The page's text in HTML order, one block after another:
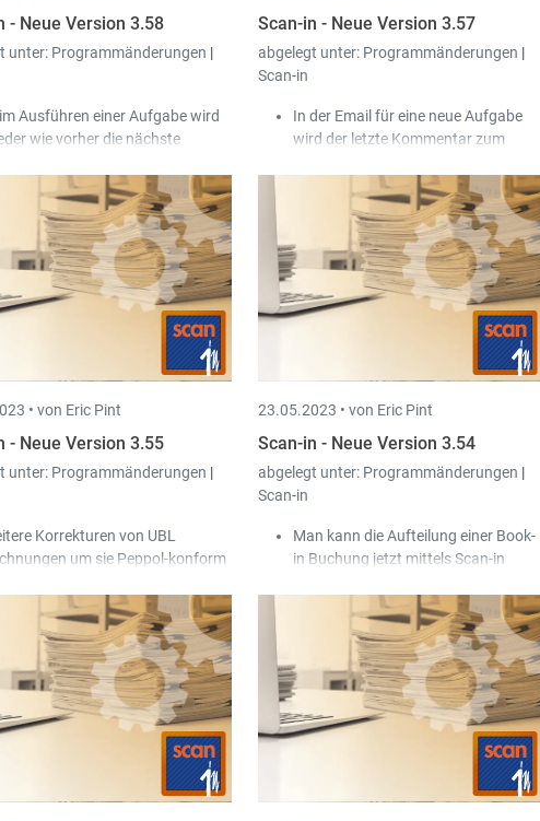
- Neue Version 3.58
unter: Programmänderungen |
Ausführen einer Aufgabe wird
wie vorher die nächste
Eine neue Einstellung auf
des Zustands ermöglicht das
Anzeigen der Aufgabe beim
der vorherigen Aufgabe.
Passworttyp 'Generisch' sowie
Funktion api.GetPassword
diese im Script zu verwenden.
Scan-in - Neue Version 3.57
abgelegt unter: Programmänderungen |
Scan-in
In der Email für eine neue Aufgabe
wird der letzte Kommentar zum
Scan-in unterstützt jetzt auch das
parallele Öffnen von mehreren .dwg-
Dateien in Autocad.
• von Eric Pint
- Neue Version 3.55
unter: Programmänderungen |
Korrekturen von UBL
um sie Peppol-konform
können als "Intern"
werden, damit diese beim
in Trade-in nicht
werden.
23.05.2023 • von Eric Pint
Scan-in - Neue Version 3.54
abgelegt unter: Programmänderungen |
Scan-in
Man kann die Aufteilung einer Book-
in Buchung jetzt mittels Scan-in
Scan-in kann jetzt auch Rechnungen
vom Peppol-Netzwerk empfangen.
Es gibt einen neuen Parameter um
eine Workflow-Aufgabe zu sperren
falls diese schon von einem anderen
Benutzer geöffnet ist.